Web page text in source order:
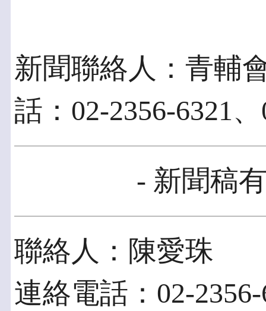
新聞聯絡人：青輔
話：02-2356-6321
- 新聞稿
聯絡人：陳愛珠
連絡電話：02-2356-